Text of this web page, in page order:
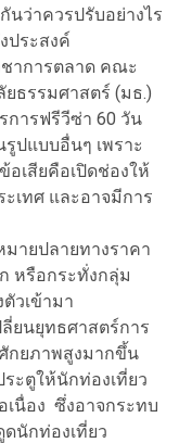
ว่าควรปรับอย่างไร
ประสงค์
ชาการตลาด คณะ
ธรรมศาสตร์ (มธ.)
การฟรีวีซ่า 60 วัน
ปแบบอื่นๆ เพราะ
เสียคือเปิดช่องให้
เทศ และอาจมีการ
มายปลายทางราคา
หรือกระทั่งกลุ่ม
วเข้ามา
ยนยุทธศาสตร์การ
กยภาพสูงมากขึ้น
ะตูให้นักท่องเที่ยว
นื่อง ซึ่งอาจกระทบ
นักท่องเที่ยว